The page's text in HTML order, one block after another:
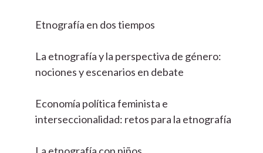
Etnografía en dos tiempos
La etnografía y la perspectiva de género:
nociones y escenarios en debate
Economía política feminista e
interseccionalidad: retos para la etnografía